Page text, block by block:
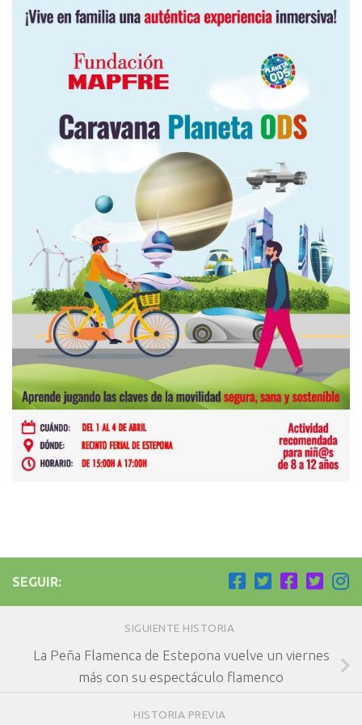
SEGUIR:
SIGUIENTE HISTORIA
La Peña Flamenca de Estepona vuelve un viernes
más con su espectáculo flamenco
HISTORIA PREVIA